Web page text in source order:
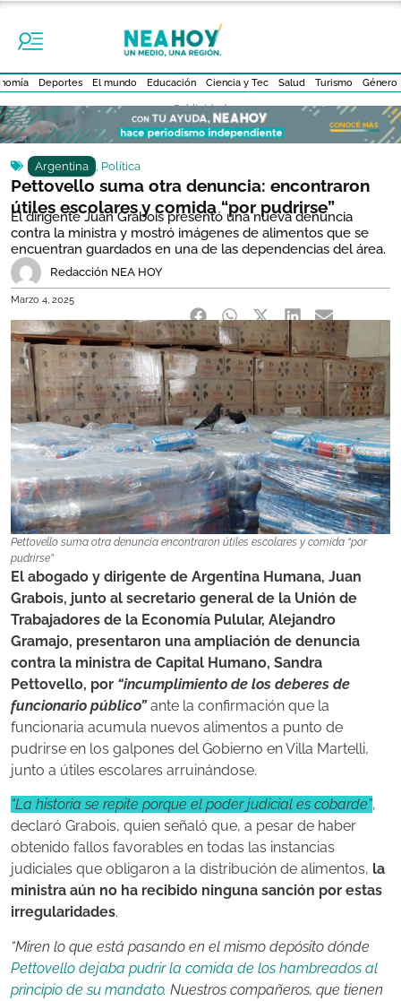
Deportes El mundo Educación Ciencia y Tec Salud Turismo Género
- Publicidad -
Argentina Política
Pettovello suma otra denuncia: encontraron
útiles escolares y comida “por pudrirse”
El dirigente Juan Grabois presentó una nueva denuncia
contra la ministra y mostró imágenes de alimentos que se
encuentran guardados en una de las dependencias del área.
Redacción NEA HOY
Marzo 4, 2025
Pettovello suma otra denuncia encontraron útiles escolares y comida “por
pudrirse”
El abogado y dirigente de Argentina Humana, Juan
Grabois, junto al secretario general de la Unión de
Trabajadores de la Economía Pulular, Alejandro
Gramajo, presentaron una ampliación de denuncia
contra la ministra de Capital Humano, Sandra
Pettovello, por “incumplimiento de los deberes de
funcionario público”ante la confirmación que la
funcionaria acumula nuevos alimentos a punto de
pudrirse en los galpones del Gobierno en Villa Martelli,
junto a útiles escolares arruinándose.
“La historia se repite porque el poder judicial es cobarde”,
declaró Grabois, quien señaló que, a pesar de haber
obtenido fallos favorables en todas las instancias
judiciales que obligaron a la distribución de alimentos, la
ministra aún no ha recibido ninguna sanción por estas
irregularidades.
“Miren lo que está pasando en el mismo depósito dónde
Pettovello dejaba pudrir la comida de los hambreados al
principio de su mandato. Nuestros compañeros, que tienen